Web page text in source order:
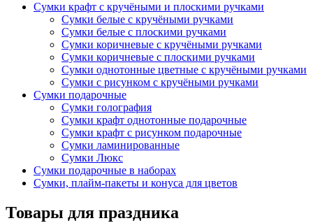
Сумки крафт с кручёными и плоскими ручками
Сумки белые с кручёными ручками
Сумки белые с плоскими ручками
Сумки коричневые с кручёными ручками
Сумки коричневые с плоскими ручками
Сумки однотонные цветные с кручёными ручками
Сумки с рисунком с кручёными ручками
Сумки подарочные
Сумки голография
Сумки крафт однотонные подарочные
Сумки крафт с рисунком подарочные
Сумки ламинированные
Сумки Люкс
Сумки подарочные в наборах
Сумки, плайм-пакеты и конуса для цветов
Товары для праздника